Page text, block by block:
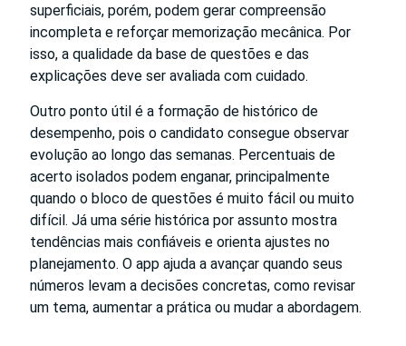
superficiais, porém, podem gerar compreensão
incompleta e reforçar memorização mecânica. Por
isso, a qualidade da base de questões e das
explicações deve ser avaliada com cuidado.
Outro ponto útil é a formação de histórico de
desempenho, pois o candidato consegue observar
evolução ao longo das semanas. Percentuais de
acerto isolados podem enganar, principalmente
quando o bloco de questões é muito fácil ou muito
difícil. Já uma série histórica por assunto mostra
tendências mais confiáveis e orienta ajustes no
planejamento. O app ajuda a avançar quando seus
números levam a decisões concretas, como revisar
um tema, aumentar a prática ou mudar a abordagem.